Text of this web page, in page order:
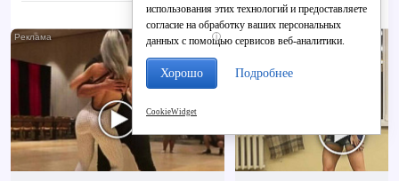
i
использования этих технологий и предоставляете
согласие на обработку ваших персональных
данных с помощью сервисов веб-аналитики.
Хорошо Подробнее
CookieWidget